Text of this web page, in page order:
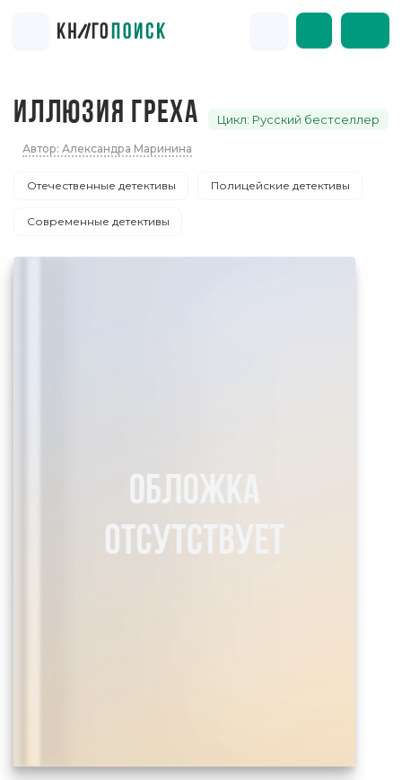
ИЛЛЮЗИЯ ГРЕХА Цикл: Русский бестселлер
Автор: Александра Маринина
Отечественные детективы Полицейские детективы
Современные детективы